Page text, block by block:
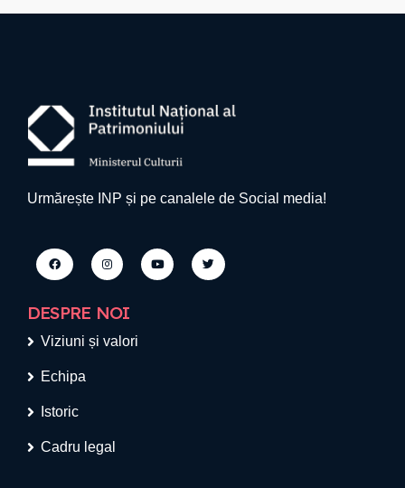
Urmărește INP și pe canalele de Social media!
DESPRE NOI
Viziuni și valori
Echipa
Istoric
Cadru legal